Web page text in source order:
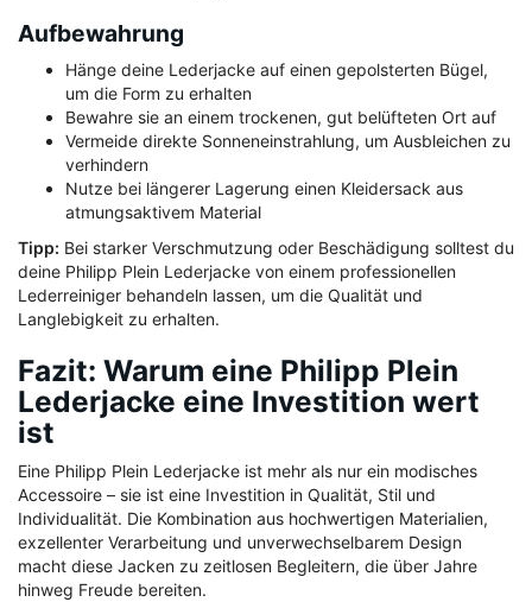
Aufbewahrung
Hänge deine Lederjacke auf einen gepolsterten Bügel,
um die Form zu erhalten
Bewahre sie an einem trockenen, gut belüfteten Ort auf
Vermeide direkte Sonneneinstrahlung, um Ausbleichen zu
verhindern
Nutze bei längerer Lagerung einen Kleidersack aus
atmungsaktivem Material
Tipp: Bei starker Verschmutzung oder Beschädigung solltest du
deine Philipp Plein Lederjacke von einem professionellen
Lederreiniger behandeln lassen, um die Qualität und
Langlebigkeit zu erhalten.
Fazit: Warum eine Philipp Plein
Lederjacke eine Investition wert
ist
Eine Philipp Plein Lederjacke ist mehr als nur ein modisches
Accessoire – sie ist eine Investition in Qualität, Stil und
Individualität. Die Kombination aus hochwertigen Materialien,
exzellenter Verarbeitung und unverwechselbarem Design
macht diese Jacken zu zeitlosen Begleitern, die über Jahre
hinweg Freude bereiten.